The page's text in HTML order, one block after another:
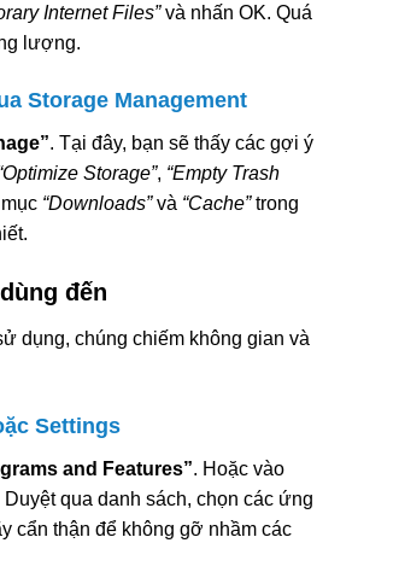
Internet Files”và nhấn OK. Quá
lượng.
Storage Management
. Tại đây, bạn sẽ thấy các gợi ý
Storage”, “Empty Trash
“Downloads”và “Cache”trong
đến
dụng, chúng chiếm không gian và
Settings
and Features”. Hoặc vào
Duyệt qua danh sách, chọn các ứng
cẩn thận để không gỡ nhầm các